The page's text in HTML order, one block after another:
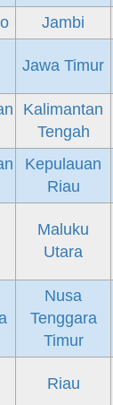
Jambi
Jawa Timur
Kalimantan
Tengah
Kepulauan
Riau
Maluku
Utara
Nusa
Tenggara
Timur
Riau